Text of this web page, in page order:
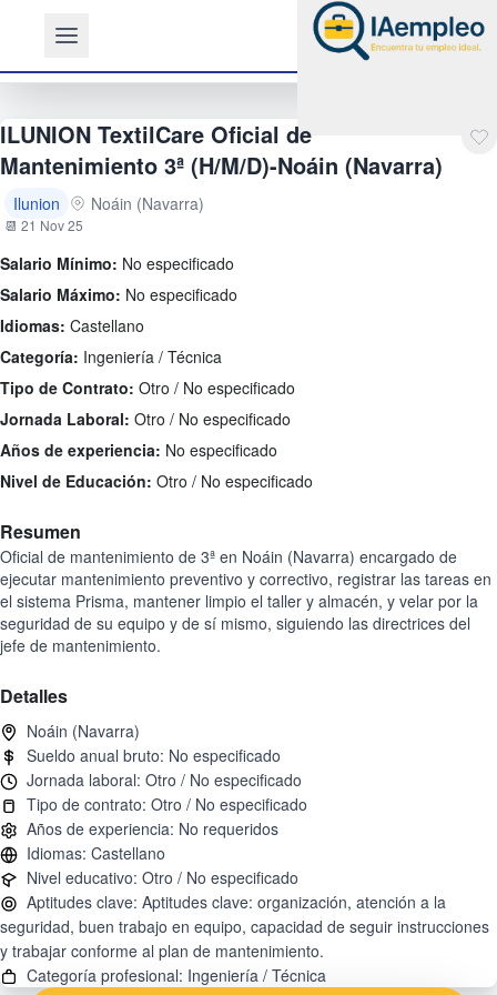
ILUNION TextilCare Oficial de
Mantenimiento 3ª (H/M/D)-Noáin (Navarra)
Ilunion Noáin (Navarra)
📆 21 Nov 25
Salario Mínimo: No especificado
Salario Máximo: No especificado
Idiomas: Castellano
Categoría: Ingeniería / Técnica
Tipo de Contrato: Otro / No especificado
Jornada Laboral: Otro / No especificado
Años de experiencia: No especificado
Nivel de Educación: Otro / No especificado
Resumen
Oficial de mantenimiento de 3ª en Noáin (Navarra) encargado de
ejecutar mantenimiento preventivo y correctivo, registrar las tareas en
el sistema Prisma, mantener limpio el taller y almacén, y velar por la
seguridad de su equipo y de sí mismo, siguiendo las directrices del
jefe de mantenimiento.
Detalles
Aptitudes clave: Aptitudes clave: organización, atención a la
seguridad, buen trabajo en equipo, capacidad de seguir instrucciones